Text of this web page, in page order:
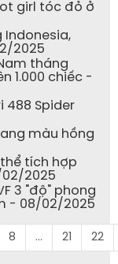
girl tóc đỏ ở
Indonesia,
2025
tháng
1.000 chiếc -
488 Spider
màu hồng
tích hợp
02/2025
3 "độ" phong
- 08/02/2025
8 ... 21 22